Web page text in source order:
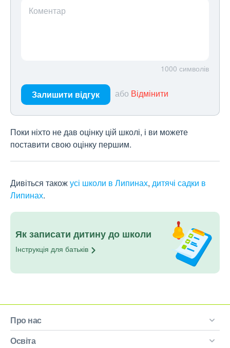
Коментар
1000 символів
Залишити відгук або Відмінити
Поки ніхто не дав оцінку цій школі, і ви можете
поставити свою оцінку першим.
Дивіться такожусі школи в Липинах, дитячі садки в
Липинах.
Як записати дитину до школи
Інструкція для батьків
Про нас
Освіта